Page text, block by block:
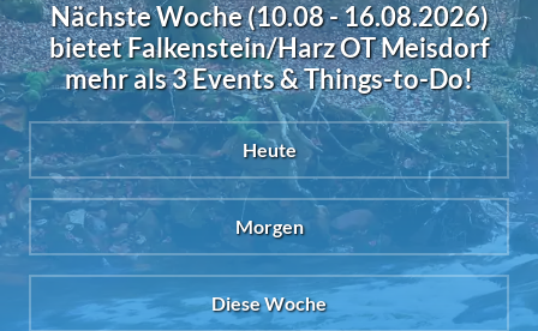
Nächste Woche (10.08 - 16.08.2026)
bietet Falkenstein/Harz OT Meisdorf
mehr als 3 Events & Things-to-Do!
Heute
Morgen
Diese Woche